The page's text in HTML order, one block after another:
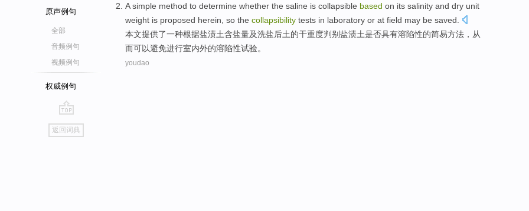
原声例句
全部
音频例句
视频例句
权威例句
go
top
返回词典
A simple method to determine whether the saline is collapsible based on its salinity and dry unit
weight is proposed herein, so the collapsibility tests in laboratory or at field may be saved.
本文提供了一种根据盐渍土含盐量及洗盐后土的干重度判别盐渍土是否具有溶陷性的简易方法 ， 从
而可以避免进行室内外的溶陷性试验。
youdao